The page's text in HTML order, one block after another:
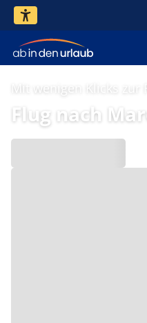
Mit wenigen Klicks zur
Flug nach